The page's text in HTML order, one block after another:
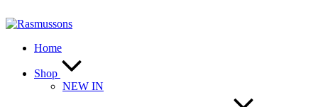
Inhalt
Home
Shop
NEW IN